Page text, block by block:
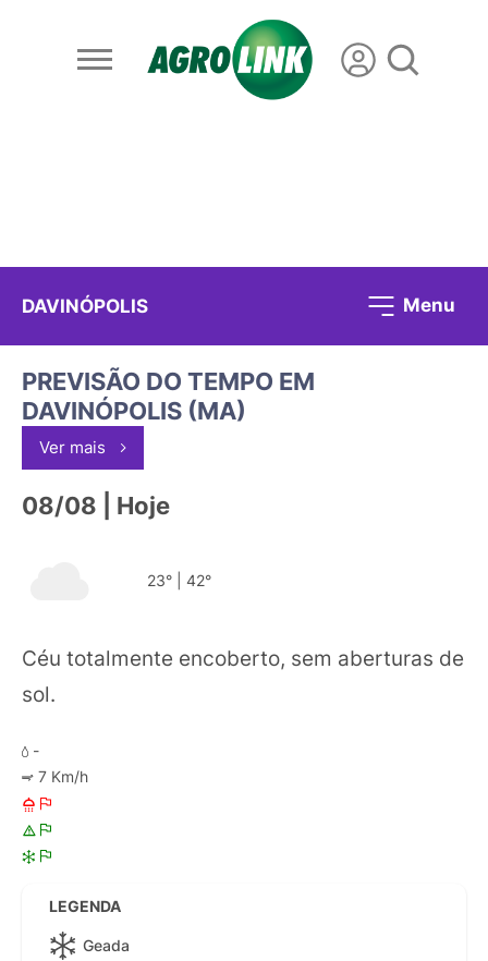
DAVINÓPOLIS Menu
PREVISÃO DO TEMPO EM
DAVINÓPOLIS (MA)
Ver mais
08/08 | Hoje
23° 42°
Céu totalmente encoberto, sem aberturas de
sol.
-
7 Km/h
LEGENDA
Geada